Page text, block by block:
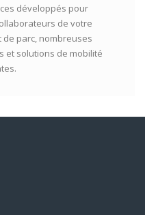
développés pour
de votre
parc, nombreuses
et solutions de mobilité